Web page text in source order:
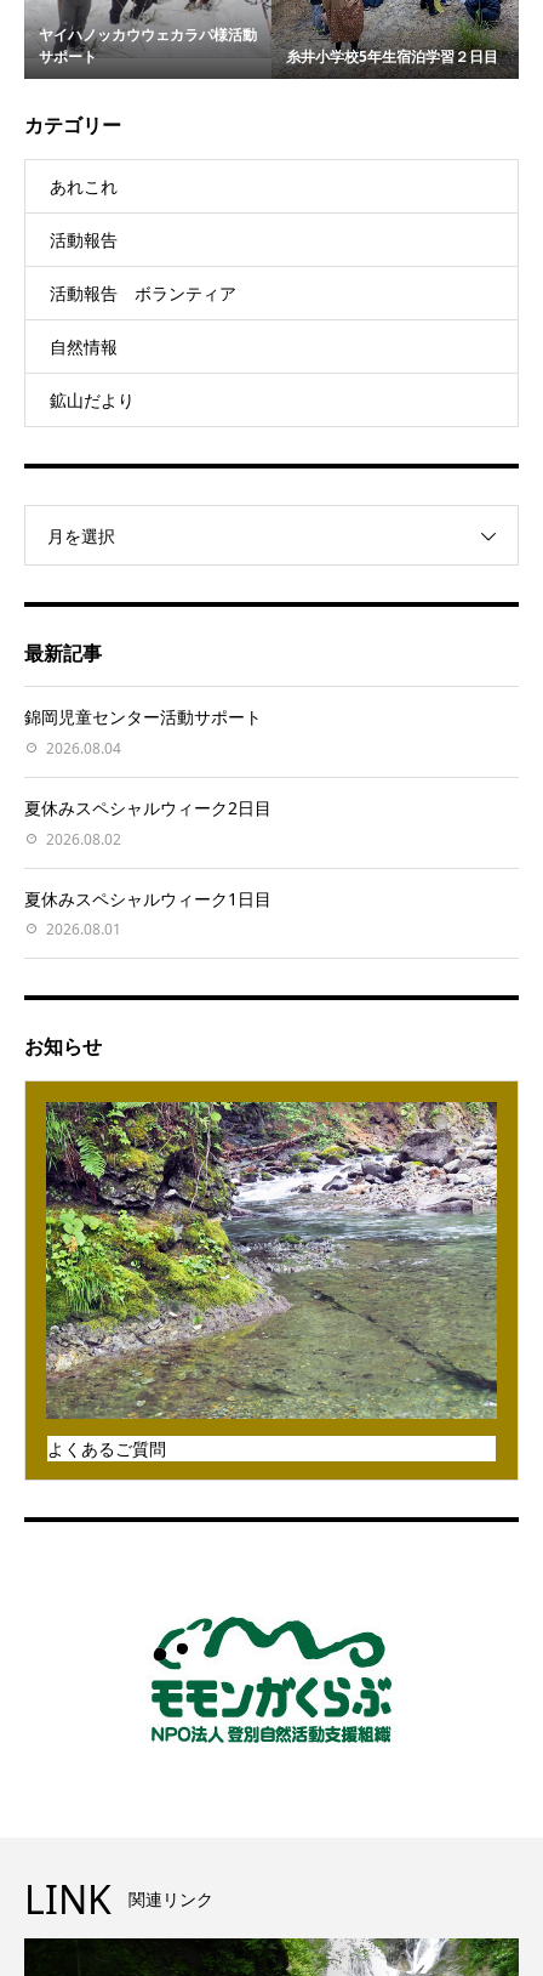
ヤイハノッカウウェカラパ様活動
サポート
糸井小学校5年生宿泊学習２日目
カテゴリー
あれこれ
活動報告
活動報告 ボランティア
自然情報
鉱山だより
月を選択
最新記事
錦岡児童センター活動サポート
2026.08.04
夏休みスペシャルウィーク2日目
2026.08.02
夏休みスペシャルウィーク1日目
2026.08.01
お知らせ
よくあるご質問
LINK 関連リンク